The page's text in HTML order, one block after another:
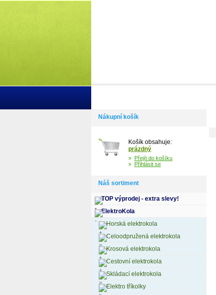
Nákupní košík
Košík obsahuje:
prázdný
» Přejít do košíku
» Přihlásit se
Náš sortiment
TOP výprodej - extra slevy!
ElektroKola
Horská elektrokola
Celoodpružená elektrokola
Krosová elektrokola
Cestovní elektrokola
Skládací elektrokola
Elektro tříkolky